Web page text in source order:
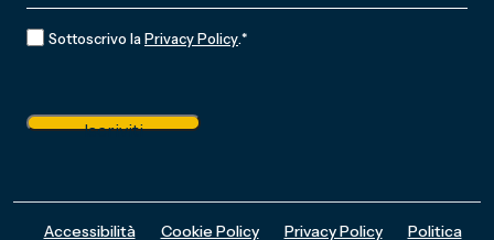
CONSENSO*
Sottoscrivo laPrivacy Policy.*
Iscriviti
Accessibilità Cookie Policy Privacy Policy Politica